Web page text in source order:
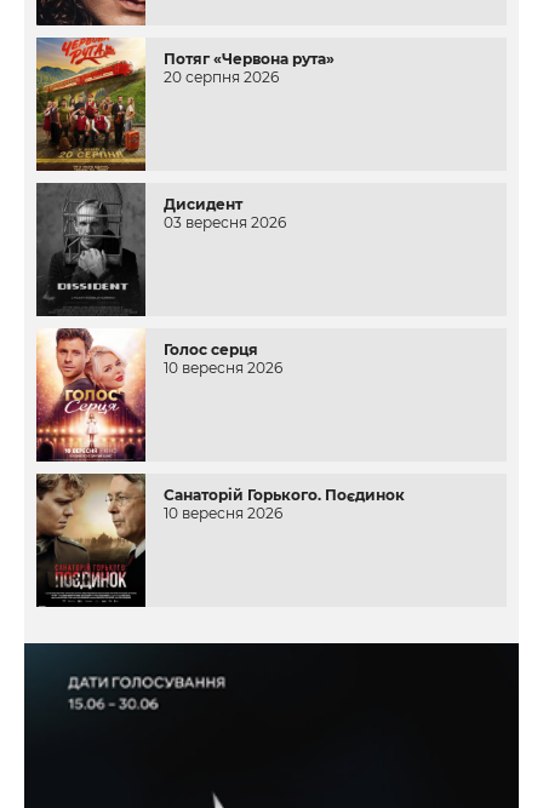
Потяг «Червона рута»
20 серпня 2026
Дисидент
03 вересня 2026
Голос серця
10 вересня 2026
Санаторій Горького. Поєдинок
10 вересня 2026